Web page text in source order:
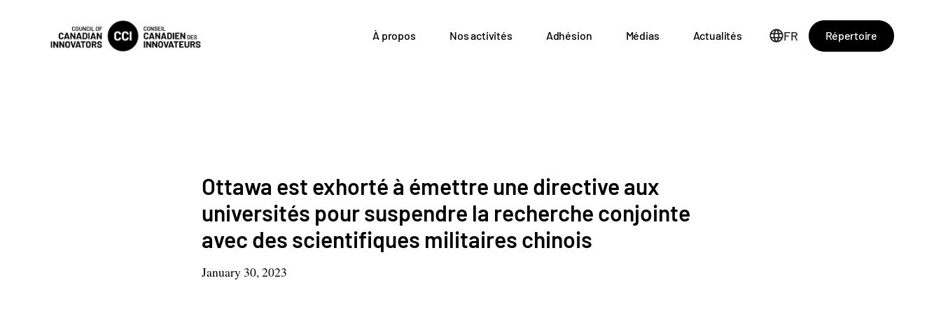
À propos Nos activités Adhésion Médias Actualités FR Répertoire
Ottawa est exhorté à émettre une directive aux
universités pour suspendre la recherche conjointe
avec des scientifiques militaires chinois
January 30, 2023